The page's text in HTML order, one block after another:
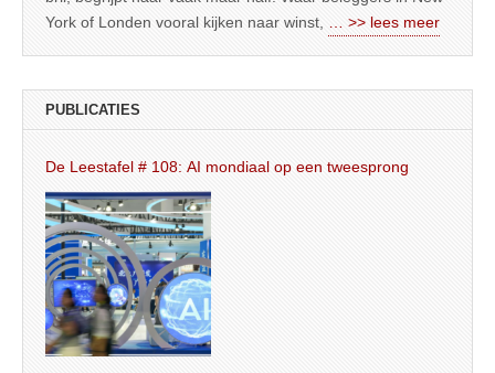
York of Londen vooral kijken naar winst,
… >> lees meer
PUBLICATIES
De Leestafel # 108: AI mondiaal op een tweesprong